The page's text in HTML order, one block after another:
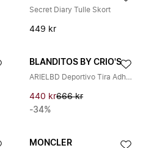
Secret Diary Tulle Skort
449 kr
BLANDITOS BY CRIO'S
ARIELBD Deportivo Tira Adhesiva
440 kr666 kr
-34%
MONCLER